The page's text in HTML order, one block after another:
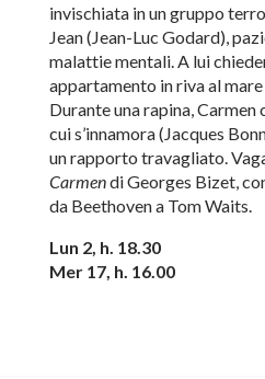
invischiata in un gruppo
Jean (Jean-Luc Godard),
malattie mentali. A lui
appartamento in riva al
Durante una rapina,
cui s’innamora (Jacques
un rapporto travagliato.
Carmendi Georges Bizet,
da Beethoven a Tom Waits.
Lun 2, h. 18.30
Mer 17, h. 16.00